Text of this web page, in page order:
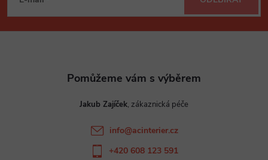
p
Jakub Zajíček
info@acinterier.cz
+420 608 123 591